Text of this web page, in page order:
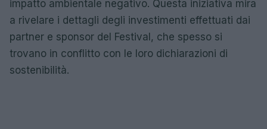
impatto ambientale negativo. Questa iniziativa mira
a rivelare i dettagli degli investimenti effettuati dai
partner e sponsor del Festival, che spesso si
trovano in conflitto con le loro dichiarazioni di
sostenibilità.